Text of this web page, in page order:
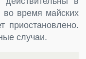
время майских
приостановлено.
случаи.